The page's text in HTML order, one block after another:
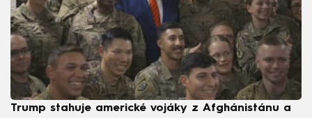
Trump stahuje americké vojáky z Afghánistánu a